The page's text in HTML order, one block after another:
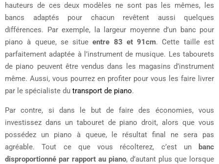
hauteurs de ces deux modèles ne sont pas les mêmes, les
bancs adaptés pour chacun revêtent aussi quelques
différences. Par exemple, la largeur moyenne d’un banc pour
piano à queue, se situeentre 83 et 91cm. Cette taille est
parfaitement adaptée à l’instrument de musique. Les tabourets
de piano peuvent être vendus dans les magasins d’instrument
même. Aussi, vous pourrez en profiter pour vous les faire livrer
par le spécialiste du transport de piano.
Par contre, si dans le but de faire des économies, vous
investissez dans un tabouret de piano droit, alors que vous
possédez un piano à queue, le résultat final ne sera pas
agréable. Tout ce que vous récolterez, c’est un
banc
disproportionné par rapport au piano, d’autant plus que lorsque